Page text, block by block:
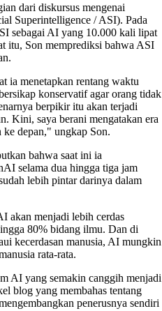
dari diskursus mengenai
Superintelligence / ASI). Pada
sebagai AI yang 10.000 kali lipat
itu, Son memprediksi bahwa ASI
ia menetapkan rentang waktu
konservatif agar orang tidak
berpikir itu akan terjadi
Kini, saya berani mengatakan era
ke depan," ungkap Son.
bahwa saat ini ia
selama dua hingga tiga jam
lebih pintar darinya dalam
akan menjadi lebih cerdas
80% bidang ilmu. Dan di
kecerdasan manusia, AI mungkin
rata-rata.
AI yang semakin canggih menjadi
blog yang membahas tentang
penerusnya sendiri